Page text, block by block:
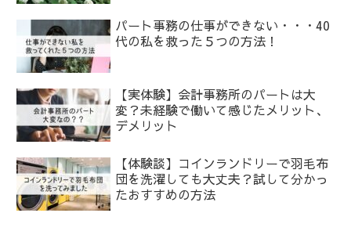
パート事務の仕事ができない・・・40
代の私を救った５つの方法！
【実体験】会計事務所のパートは大
変？未経験で働いて感じたメリット、
デメリット
【体験談】コインランドリーで羽毛布
団を洗濯しても大丈夫？試して分かっ
たおすすめの方法